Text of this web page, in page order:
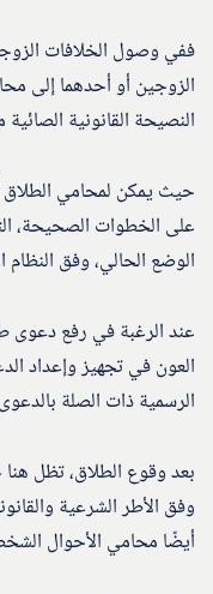
ففي وصول الخلافات
الزوجين أو أحدهما إلى
النصيحة القانونية
حيث يمكن لمحامي الطلاق
على الخطوات الصحيحة،
الوضع الحالي، وفق النظام
عند الرغبة في رفع
العون في تجهيز وإعداد
الرسمية ذات الصلة
بعد وقوع الطلاق، تظل
وفق الأطر الشرعية
أيضًا محامي الأحوال